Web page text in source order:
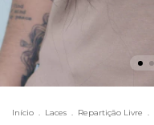
Início Laces Repartição Livre